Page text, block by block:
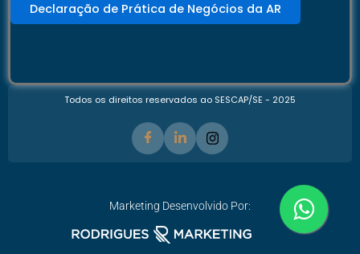
Declaração de Prática de Negócios da AR
Todos os direitos reservados ao SESCAP/SE - 2025
Marketing Desenvolvido Por: